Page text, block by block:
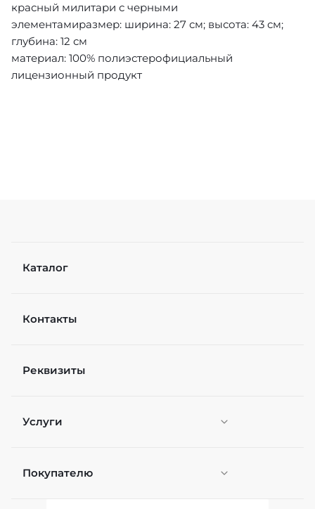
красный милитари с черными
элементамиразмер: ширина: 27 см; высота: 43 см;
глубина: 12 см
материал: 100% полиэстерофициальный
лицензионный продукт
Каталог
Контакты
Реквизиты
Услуги
Персонификация
Покупателю